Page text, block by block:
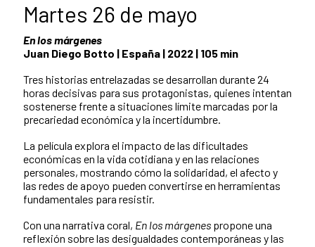
Martes 26 de mayo
En los márgenes
Juan Diego Botto | España | 2022 | 105 min
Tres historias entrelazadas se desarrollan durante 24
horas decisivas para sus protagonistas, quienes intentan
sostenerse frente a situaciones límite marcadas por la
precariedad económica y la incertidumbre.
La película explora el impacto de las dificultades
económicas en la vida cotidiana y en las relaciones
personales, mostrando cómo la solidaridad, el afecto y
las redes de apoyo pueden convertirse en herramientas
fundamentales para resistir.
Con una narrativa coral, En los márgenes propone una
reflexión sobre las desigualdades contemporáneas y las